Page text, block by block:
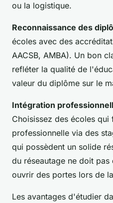
ou la logistique.
Reconnaissance des
écoles avec des
AACSB, AMBA). Un bon
refléter la qualité de
valeur du diplôme sur le
Intégration
Choisissez des écoles
professionnelle via des
qui possèdent un solide
du réseautage ne doit
ouvrir des portes lors de
Les avantages d'étudier